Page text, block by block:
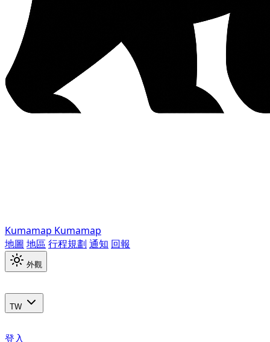
Kumamap Kumamap
地圖 地區 行程規劃 通知 回報
外觀
TW
登入